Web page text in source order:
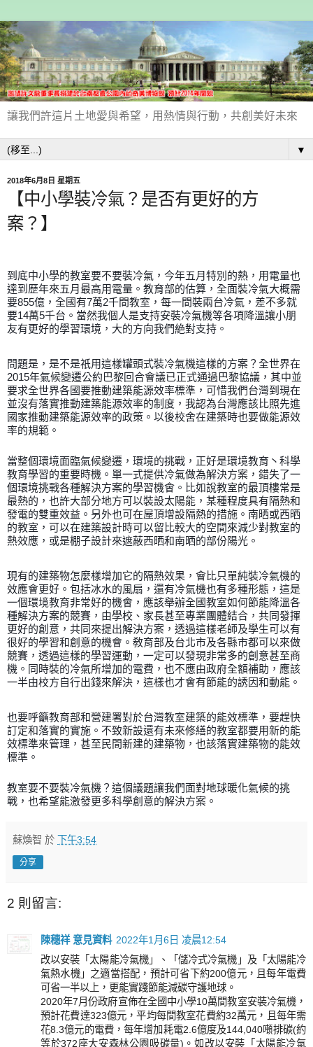
讓我們許這片土地愛與希望，用熱情與行動，共創美好未來
▼
2018年6月8日 星期五
【中小學裝冷氣？是否有更好的方
案？】
到底中小學的教室要不要裝冷氣，今年五月特別的熱，用電量也
達到歷年來五月最高用電量。教育部的估算，全面裝冷氣大概需
要855億，全國有7萬2千間教室，每一間裝兩台冷氣，差不多就
要14萬5千台。當然我個人是支持安裝冷氣機等各項降溫讓小朋
友有更好的學習環境，大的方向我們絶對支持。
問題是，是不是祇用這樣罐頭式裝冷氣機這樣的方案？ 全世界在
2015年氣候變遷公約巴黎回合會議已正式通過巴黎協議，其中並
要求全世界各國要推動建築能源效率標準，可惜我們台灣到現在
並沒有落實推動建築能源效率的制度，我認為台灣應該比照先進
國家推動建築能源效率的政策。以後校舍在建築時也要做能源效
率的規範。
當整個環境面臨氣候變遷，環境的挑戰，正好是環境教育丶科學
教育學習的重要時機。單一式提供冷氣做為解決方案，錯失了一
個環境挑戰各種解決方案的學習機會。 比如說教室的最頂樓常是
最熱的，也許大部分地方可以裝設太陽能，某種程度具有隔熱和
發電的雙重效益。另外也可在屋頂增設隔熱的措施。南晒或西晒
的教室，可以在建築設計時可以留比較大的空間來減少對教室的
熱效應，或是棚子設計來遮蔽西晒和南晒的部份陽光。
現有的建築物怎麼樣增加它的隔熱效果，會比只單純裝冷氣機的
效應會更好。包括冰水的風扇，還有冷氣機也有多種形態，這是
一個環境教育非常好的機會，應該舉辦全國教室如何節能降溫各
種解決方案的競賽，由學校、家長甚至專業團體結合，共同發揮
更好的創意，共同來提出解決方案，透過這樣老師及學生可以有
很好的學習和創意的機會。敎育部及台北市及各縣市都可以來做
競賽，透過這樣的學習運動，一定可以發現非常多的創意甚至商
機。同時裝的冷氣所增加的電費，也不應由政府全額補助，應該
一半由校方自行出錢來解決，這樣也才會有節能的誘因和動能。
也要呼籲教育部和營建署對於台灣教室建築的能效標準，要趕快
訂定和落實的實施。不致新設還有未來修繕的教室都要用新的能
效標準來管理，甚至民間新建的建築物，也該落實建築物的能效
標準。
教室要不要裝冷氣機？這個議題讓我們面對地球暖化氣候的挑
戰，也希望能激發更多科學創意的解決方案。
蘇煥智 於 下午3:54
分享
2 則留言:
陳穗祥 意見資料 2022年1月6日 凌晨12:54
改以安裝「太陽能冷氣機」、「儲冷式冷氣機」及「太陽能冷
氣熱水機」之適當搭配，預計可省下約200億元，且每年電費
可省一半以上，更能實踐節能減碳守護地球。
2020年7月份政府宣佈在全國中小學10萬間教室安裝冷氣機，
預計花費達323億元，平均每間教室花費約32萬元，且每年需
花8.3億元的電費，每年增加耗電2.6億度及144,040噸排碳(約
等於372座大安森林公園吸碳量)。如改以安裝「太陽能冷氣